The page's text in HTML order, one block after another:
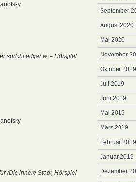
spricht edgar w. – Hörspiel
/Die innere Stadt, Hörspiel
September
August 2020
Mai 2020
November
Oktober 2019
Juli 2019
Juni 2019
Mai 2019
März 2019
Februar 2019
Januar 2019
Dezember